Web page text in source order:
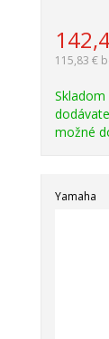
115,83 €
Skladom
možné
Yamaha